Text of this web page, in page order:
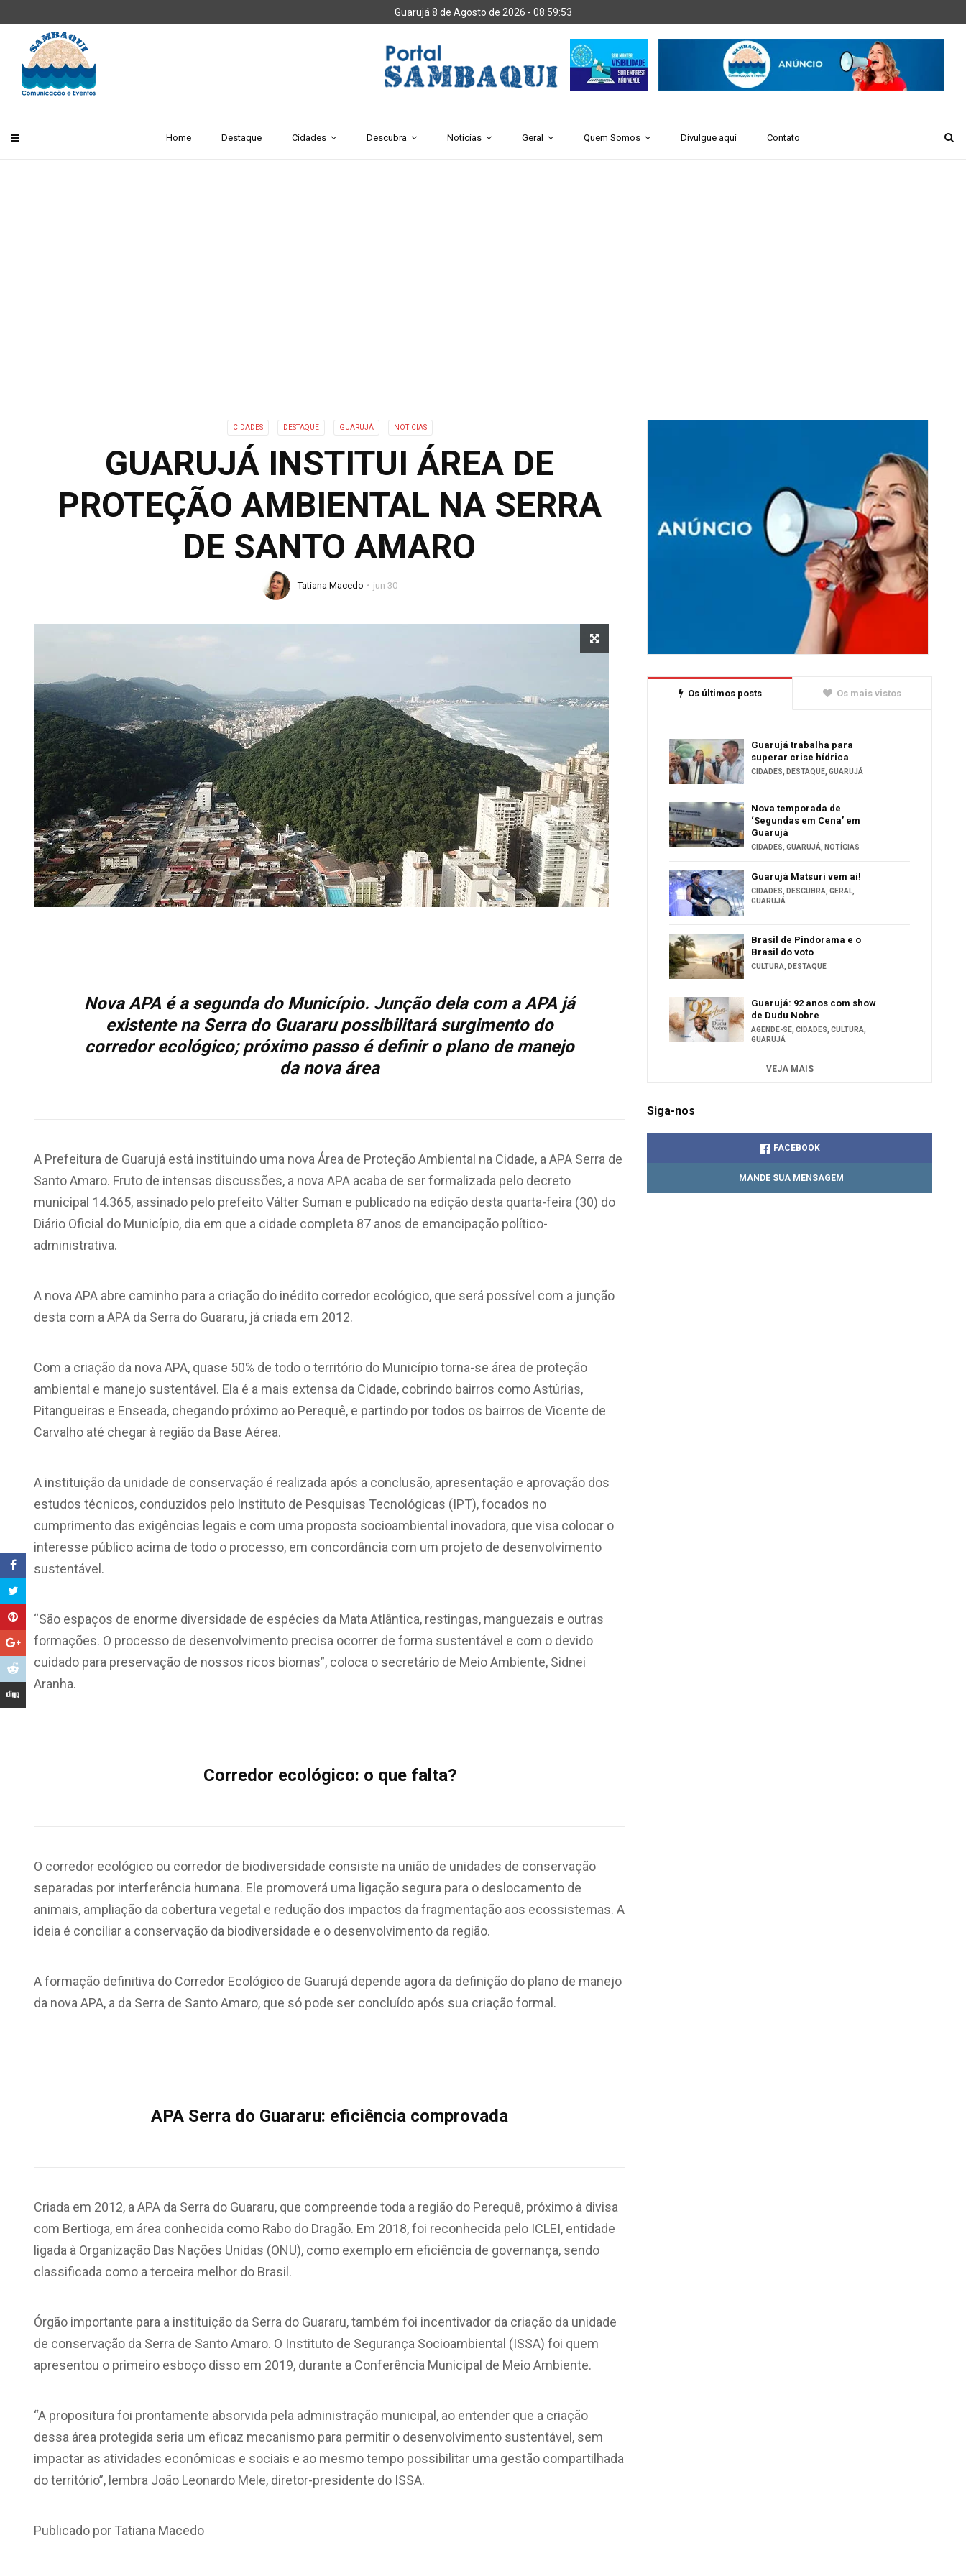
Guarujá 8 de Agosto de 2026 - 08:59:54
Home Destaque Cidades Descubra Notícias Geral Quem Somos Divulgue aqui Contato
CIDADES DESTAQUE GUARUJÁ NOTÍCIAS
GUARUJÁ INSTITUI ÁREA DE
PROTEÇÃO AMBIENTAL NA SERRA
DE SANTO AMARO
Tatiana Macedo jun 30
Nova APA é a segunda do Município. Junção dela com a APA já
existente na Serra do Guararu possibilitará surgimento do
corredor ecológico; próximo passo é definir o plano de manejo
da nova área
A Prefeitura de Guarujá está instituindo uma nova Área de Proteção Ambiental na Cidade, a APA Serra de
Santo Amaro. Fruto de intensas discussões, a nova APA acaba de ser formalizada pelo decreto
municipal 14.365, assinado pelo prefeito Válter Suman e publicado na edição desta quarta-feira (30) do
Diário Oficial do Município, dia em que a cidade completa 87 anos de emancipação político-
administrativa.
A nova APA abre caminho para a criação do inédito corredor ecológico, que será possível com a junção
desta com a APA da Serra do Guararu, já criada em 2012.
Com a criação da nova APA, quase 50% de todo o território do Município torna-se área de proteção
ambiental e manejo sustentável. Ela é a mais extensa da Cidade, cobrindo bairros como Astúrias,
Pitangueiras e Enseada, chegando próximo ao Perequê, e partindo por todos os bairros de Vicente de
Carvalho até chegar à região da Base Aérea.
A instituição da unidade de conservação é realizada após a conclusão, apresentação e aprovação dos
estudos técnicos, conduzidos pelo Instituto de Pesquisas Tecnológicas (IPT), focados no
cumprimento das exigências legais e com uma proposta socioambiental inovadora, que visa colocar o
interesse público acima de todo o processo, em concordância com um projeto de desenvolvimento
sustentável.
“São espaços de enorme diversidade de espécies da Mata Atlântica, restingas, manguezais e outras
formações. O processo de desenvolvimento precisa ocorrer de forma sustentável e com o devido
cuidado para preservação de nossos ricos biomas”, coloca o secretário de Meio Ambiente, Sidnei
Aranha.
Corredor ecológico: o que falta?
O corredor ecológico ou corredor de biodiversidade consiste na união de unidades de conservação
separadas por interferência humana. Ele promoverá uma ligação segura para o deslocamento de
animais, ampliação da cobertura vegetal e redução dos impactos da fragmentação aos ecossistemas. A
ideia é conciliar a conservação da biodiversidade e o desenvolvimento da região.
A formação definitiva do Corredor Ecológico de Guarujá depende agora da definição do plano de manejo
da nova APA, a da Serra de Santo Amaro, que só pode ser concluído após sua criação formal.
APA Serra do Guararu: eficiência comprovada
Criada em 2012, a APA da Serra do Guararu, que compreende toda a região do Perequê, próximo à divisa
com Bertioga, em área conhecida como Rabo do Dragão. Em 2018, foi reconhecida pelo ICLEI, entidade
ligada à Organização Das Nações Unidas (ONU), como exemplo em eficiência de governança, sendo
classificada como a terceira melhor do Brasil.
Órgão importante para a instituição da Serra do Guararu, também foi incentivador da criação da unidade
de conservação da Serra de Santo Amaro. O Instituto de Segurança Socioambiental (ISSA) foi quem
apresentou o primeiro esboço disso em 2019, durante a Conferência Municipal de Meio Ambiente.
“A propositura foi prontamente absorvida pela administração municipal, ao entender que a criação
dessa área protegida seria um eficaz mecanismo para permitir o desenvolvimento sustentável, sem
impactar as atividades econômicas e sociais e ao mesmo tempo possibilitar uma gestão compartilhada
do território”, lembra João Leonardo Mele, diretor-presidente do ISSA.
Publicado por Tatiana Macedo
Os últimos posts Os mais vistos
Guarujá trabalha para
superar crise hídrica
CIDADES, DESTAQUE,GUARUJÁ
Nova temporada de
‘Segundas em Cena’ em
Guarujá
CIDADES,GUARUJÁ, NOTÍCIAS
Guarujá Matsuri vem aí!
CIDADES, DESCUBRA,GERAL,
GUARUJÁ
Brasil de Pindorama e o
Brasil do voto
CULTURA, DESTAQUE
Guarujá: 92 anos com show
de Dudu Nobre
AGENDE-SE,CIDADES,CULTURA,
GUARUJÁ
VEJA MAIS
Siga-nos
FACEBOOK
MANDE SUA MENSAGEM